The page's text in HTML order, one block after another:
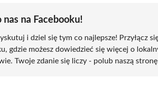
nas na Facebooku!
i dziel się tym co najlepsze! Przyłącz
gdzie możesz dowiedzieć się więcej o
Twoje zdanie się liczy - polub naszą